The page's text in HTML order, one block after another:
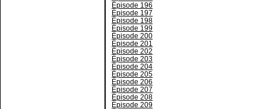
Épisode 196
Épisode 197
Épisode 198
Épisode 199
Épisode 200
Épisode 201
Épisode 202
Épisode 203
Épisode 204
Épisode 205
Épisode 206
Épisode 207
Épisode 208
Épisode 209